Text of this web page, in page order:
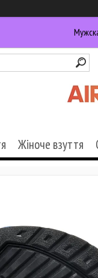
Жіноче взуття